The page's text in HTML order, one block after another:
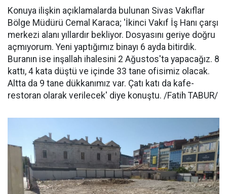
Konuya ilişkin açıklamalarda bulunan Sivas Vakıflar
Bölge Müdürü Cemal Karaca; 'İkinci Vakıf İş Hanı çarşı
merkezi alanı yıllardır bekliyor. Dosyasını geriye doğru
açmıyorum. Yeni yaptığımız binayı 6 ayda bitirdik.
Buranın ise inşallah ihalesini 2 Ağustos'ta yapacağız. 8
kattı, 4 kata düştü ve içinde 33 tane ofisimiz olacak.
Altta da 9 tane dükkanımız var. Çatı katı da kafe-
restoran olarak verilecek' diye konuştu. /Fatih TABUR/